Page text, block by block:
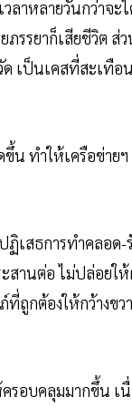
ลาหลายวันกว่าจ
รรยาก็เสียชีวิต
ด เป็นเคสที่สะเทือ
น ทำให้เครือข่าย
ฏิเสธการทำคล
านต่อ ไม่ปล่อยใ
ถูกต้องให้กว้างขว
รอบคลุมมากขึ้น